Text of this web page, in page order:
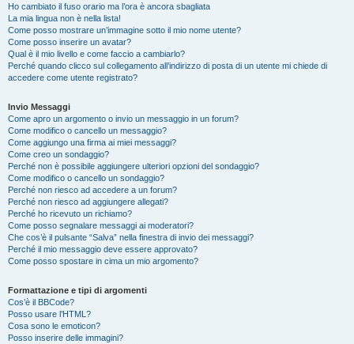
Ho cambiato il fuso orario ma l’ora è ancora sbagliata
La mia lingua non è nella lista!
Come posso mostrare un’immagine sotto il mio nome utente?
Come posso inserire un avatar?
Qual è il mio livello e come faccio a cambiarlo?
Perché quando clicco sul collegamento all’indirizzo di posta di un utente mi chiede di
accedere come utente registrato?
Invio Messaggi
Come apro un argomento o invio un messaggio in un forum?
Come modifico o cancello un messaggio?
Come aggiungo una firma ai miei messaggi?
Come creo un sondaggio?
Perché non è possibile aggiungere ulteriori opzioni del sondaggio?
Come modifico o cancello un sondaggio?
Perché non riesco ad accedere a un forum?
Perché non riesco ad aggiungere allegati?
Perché ho ricevuto un richiamo?
Come posso segnalare messaggi ai moderatori?
Che cos’è il pulsante “Salva” nella finestra di invio dei messaggi?
Perché il mio messaggio deve essere approvato?
Come posso spostare in cima un mio argomento?
Formattazione e tipi di argomenti
Cos’è il BBCode?
Posso usare l’HTML?
Cosa sono le emoticon?
Posso inserire delle immagini?